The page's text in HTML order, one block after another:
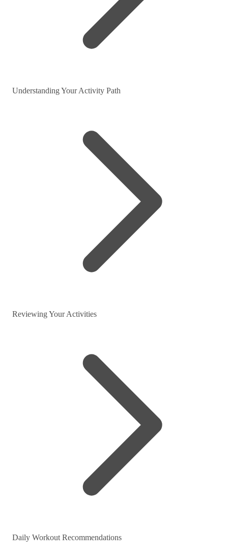
Understanding Your Activity Path
Reviewing Your Activities
Daily Workout Recommendations